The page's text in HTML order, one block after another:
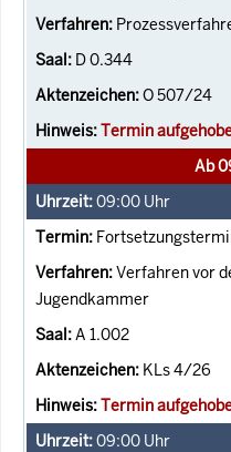
D 0.344
O 507/24
Termin
Ab
09:00 Uhr
Verfahren vor
Jugendkammer
A 1.002
KLs 4/26
Termin
09:00 Uhr